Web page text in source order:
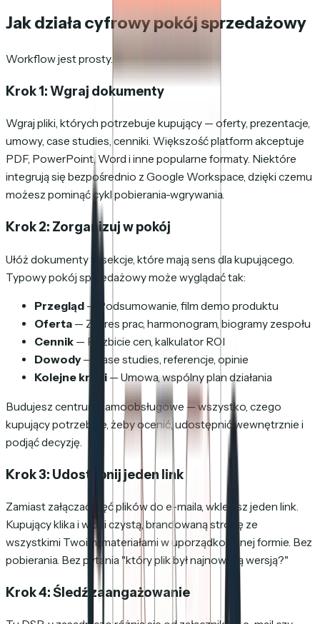
Jak działa cyfrowy pokój sprzedażowy
Workflow jest prosty.
Krok 1: Wgraj dokumenty
Wgraj pliki, których potrzebuje kupujący — oferty, prezentacje,
umowy, case studies, cenniki. Większość platform akceptuje
PDF, PowerPoint, Word i inne popularne formaty. Niektóre
integrują się bezpośrednio z Google Workspace, dzięki czemu
możesz pominąć cykl pobierania-wgrywania.
Krok 2: Zorganizuj w pokój
Ułóż dokumenty w sekcje, które mają sens dla kupującego.
Typowy pokój sprzedażowy może wyglądać tak:
Przegląd — Podsumowanie, film demo produktu
Oferta — Zakres prac, harmonogram, biogramy zespołu
Cennik — Rozbicie cen, kalkulator ROI
Dowody— Case studies, referencje, opinie
Kolejne kroki — Umowa, wspólny plan działania
Budujesz centrum samoobsługowe — wszystko, czego
kupujący potrzebuje, żeby ocenić, udostępnić wewnętrznie i
podjąć decyzję.
Krok 3: Udostępnij jeden link
Zamiast załączać pięć plików do e-maila, wklejasz jeden link.
Kupujący klika i widzi czystą, brandowaną stronę ze
wszystkimi Twoimi materiałami w uporządkowanej formie. Bez
pobierania. Bez pytania "który plik był najnowszą wersją?"
Krok 4: Śledź zaangażowanie